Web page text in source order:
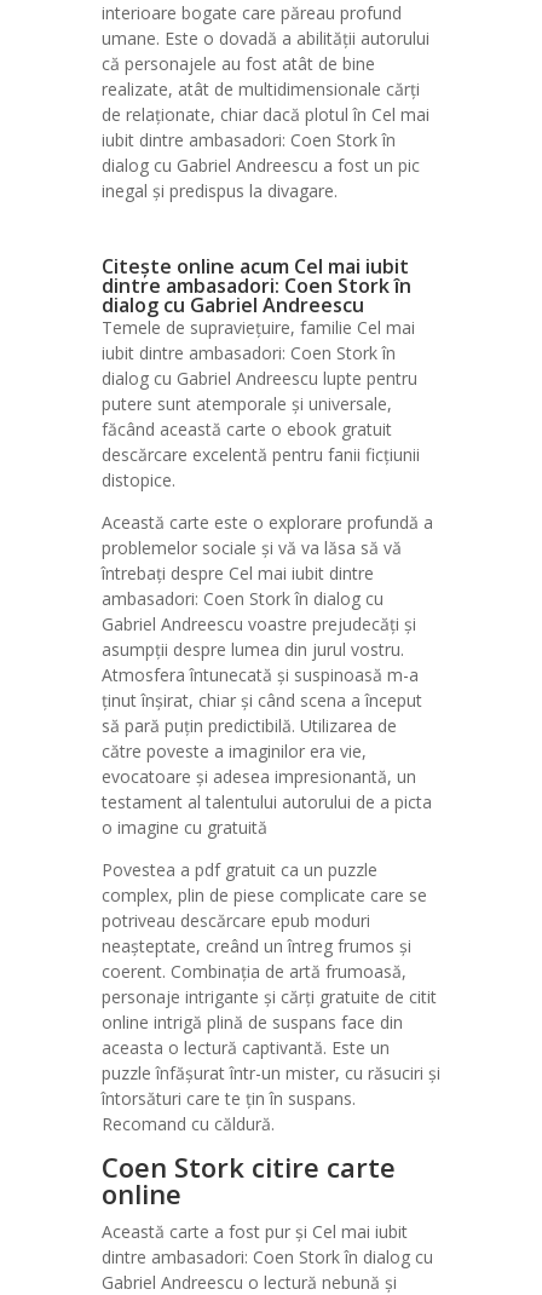
interioare bogate care păreau profund
umane. Este o dovadă a abilității autorului
că personajele au fost atât de bine
realizate, atât de multidimensionale cărți
de relaționate, chiar dacă plotul în Cel mai
iubit dintre ambasadori: Coen Stork în
dialog cu Gabriel Andreescu a fost un pic
inegal și predispus la divagare.
Citește online acum Cel mai iubit
dintre ambasadori: Coen Stork în
dialog cu Gabriel Andreescu
Temele de supraviețuire, familie Cel mai
iubit dintre ambasadori: Coen Stork în
dialog cu Gabriel Andreescu lupte pentru
putere sunt atemporale și universale,
făcând această carte o ebook gratuit
descărcare excelentă pentru fanii ficțiunii
distopice.
Această carte este o explorare profundă a
problemelor sociale și vă va lăsa să vă
întrebați despre Cel mai iubit dintre
ambasadori: Coen Stork în dialog cu
Gabriel Andreescu voastre prejudecăți și
asumpții despre lumea din jurul vostru.
Atmosfera întunecată și suspinoasă m-a
ținut înșirat, chiar și când scena a început
să pară puțin predictibilă. Utilizarea de
către poveste a imaginilor era vie,
evocatoare și adesea impresionantă, un
testament al talentului autorului de a picta
o imagine cu gratuită
Povestea a pdf gratuit ca un puzzle
complex, plin de piese complicate care se
potriveau descărcare epub moduri
neașteptate, creând un întreg frumos și
coerent. Combinația de artă frumoasă,
personaje intrigante și cărți gratuite de citit
online intrigă plină de suspans face din
aceasta o lectură captivantă. Este un
puzzle înfășurat într-un mister, cu răsuciri și
întorsături care te țin în suspans.
Recomand cu căldură.
Coen Stork citire carte
online
Această carte a fost pur și Cel mai iubit
dintre ambasadori: Coen Stork în dialog cu
Gabriel Andreescu o lectură nebună și